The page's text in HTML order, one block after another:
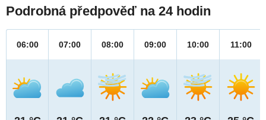
Podrobná předpověď na 24 hodin
06:00 07:00 08:00 09:00 10:00 11:00